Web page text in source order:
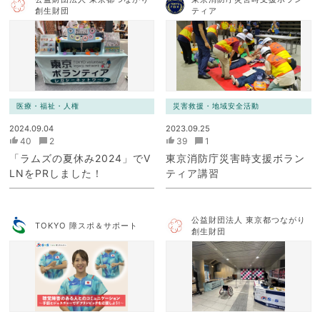
創生財団
医療・福祉・人権
2024.09.04
40 2
「ラムズの夏休み2024」でV
LNをPRしました！
ティア
災害救援・地域安全活動
2023.09.25
39 1
東京消防庁災害時支援ボラン
ティア講習
TOKYO 障スポ＆サポート
公益財団法人 東京都つながり
創生財団